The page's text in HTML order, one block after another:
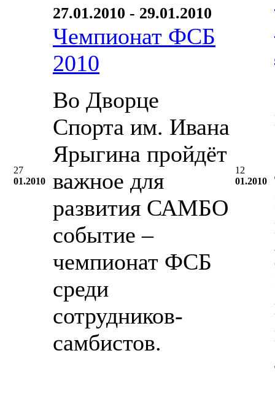
27
01.2010
27.01.2010 - 29.01.2010
Чемпионат ФСБ
2010
Во Дворце
Спорта им. Ивана
Ярыгина пройдёт
важное для
развития САМБО
событие –
чемпионат ФСБ
среди
сотрудников-
самбистов.
12
01.2010